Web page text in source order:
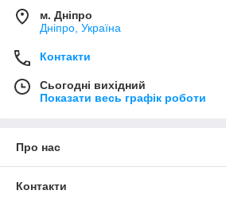
м. Дніпро
Дніпро, Україна
Контакти
Сьогодні вихідний
Показати весь графік роботи
Про нас
Контакти